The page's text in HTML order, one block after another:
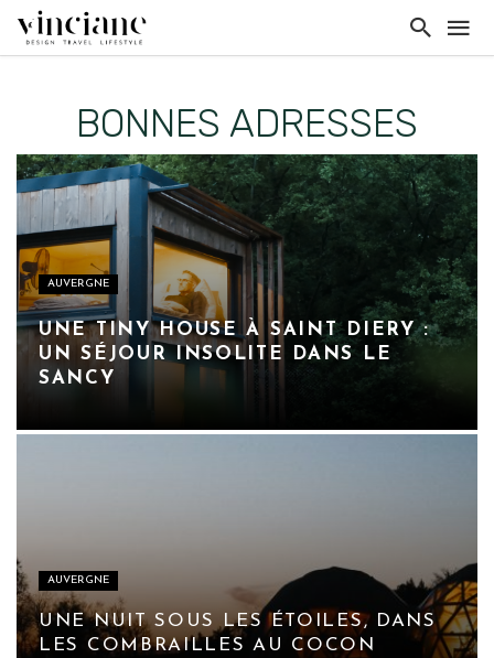
BONNES ADRESSES
AUVERGNE
UNE TINY HOUSE À SAINT DIERY :
UN SÉJOUR INSOLITE DANS LE
SANCY
AUVERGNE
UNE NUIT SOUS LES ÉTOILES, DANS
LES COMBRAILLES AU COCON